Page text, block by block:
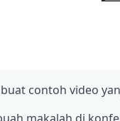
contoh video